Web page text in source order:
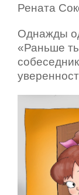
Рената
Однажды
«Раньше